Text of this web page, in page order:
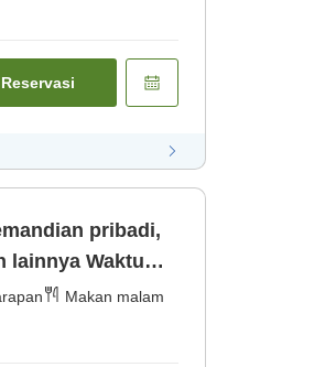
Reservasi
pribadi,
Waktu
Makan malam